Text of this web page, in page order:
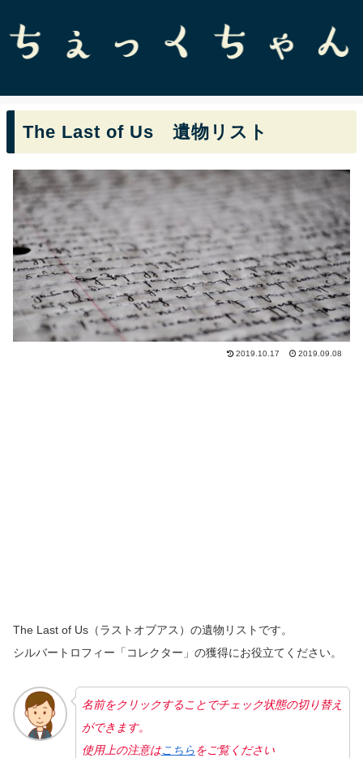
The Last of Us 遺物リスト
2019.10.17 2019.09.08
The Last of Us（ラストオブアス）の遺物リストです。
シルバートロフィー「コレクター」の獲得にお役立てください。
名前をクリックすることでチェック状態の切り替え
ができます。
使用上の注意はこちらをご覧ください